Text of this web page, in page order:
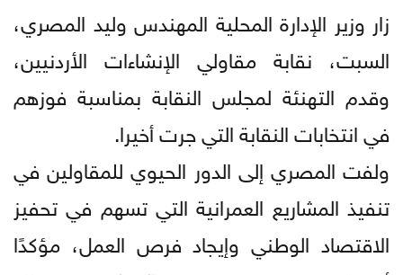
زار وزير الإدارة المحلية المهندس وليد المصري،
السبت، نقابة مقاولي الإنشاءات الأردنيين،
وقدم التهنئة لمجلس النقابة بمناسبة فوزهم
في انتخابات النقابة التي جرت أخيرا.
ولفت المصري إلى الدور الحيوي للمقاولين في
تنفيذ المشاريع العمرانية التي تسهم في تحفيز
الاقتصاد الوطني وإيجاد فرص العمل، مؤكدًا